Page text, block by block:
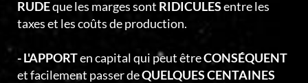
RUDEque les marges sont RIDICULESentre les
taxes et les coûts de production.
- L'APPORTen capital qui peut êtreCONSÉQUENT
et facilement passer deQUELQUES CENTAINES